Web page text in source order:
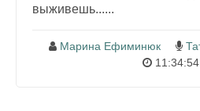
выживешь......
Марина Ефиминюк
11:34:54